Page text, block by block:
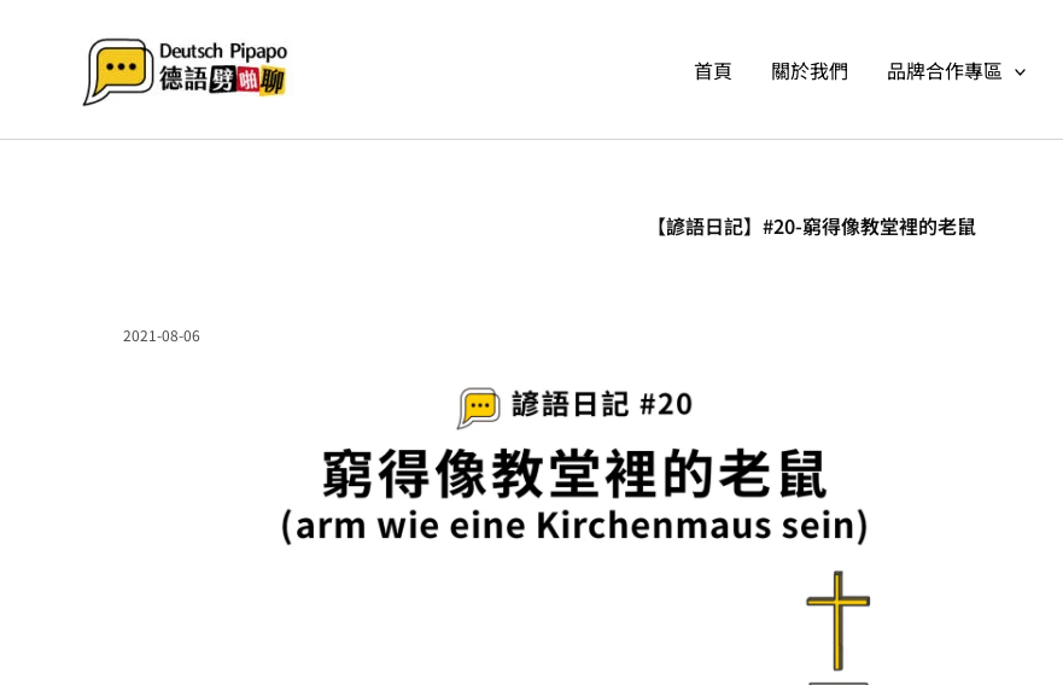
內
首頁 關於我們 品牌合作專區
【諺語日記】#20-窮得像教堂裡的老鼠
2021-08-06